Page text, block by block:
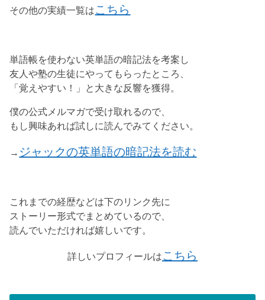
その他の実績一覧はこちら
単語帳を使わない英単語の暗記法を考案し
友人や塾の生徒にやってもらったところ、
「覚えやすい！」と大きな反響を獲得。
僕の公式メルマガで受け取れるので、
もし興味あれば試しに読んでみてください。
→ ジャックの英単語の暗記法を読む
これまでの経歴などは下のリンク先に
ストーリー形式でまとめているので、
読んでいただければ嬉しいです。
詳しいプロフィールはこちら